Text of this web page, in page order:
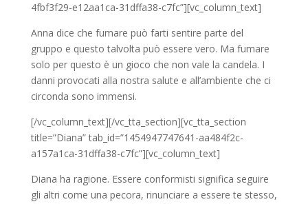
4fbf3f29-e12aa1ca-31dffa38-c7fc”][vc_column_text]
Anna dice che fumare può farti sentire parte del
gruppo e questo talvolta può essere vero. Ma fumare
solo per questo è un gioco che non vale la candela. I
danni provocati alla nostra salute e all’ambiente che ci
circonda sono immensi.
[/vc_column_text][/vc_tta_section][vc_tta_section
title=”Diana” tab_id=”1454947747641-aa484f2c-
a157a1ca-31dffa38-c7fc”][vc_column_text]
Diana ha ragione. Essere conformisti significa seguire
gli altri come una pecora, rinunciare a essere te stesso,